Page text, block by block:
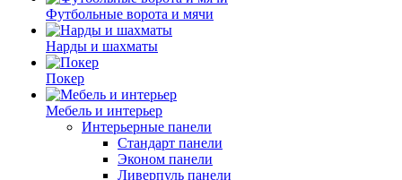
Футбольные ворота и мячи
Нарды и шахматы
Покер
Мебель и интерьер
Интерьерные панели
Стандарт панели
Эконом панели
Ливерпуль панели